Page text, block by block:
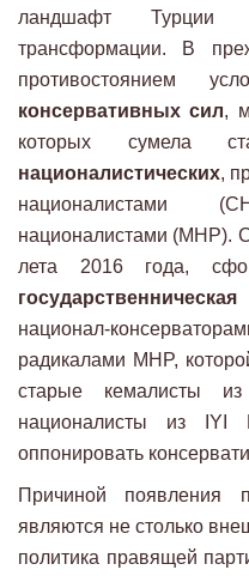
ландшафт Турции
трансформации. В
противостоянием
консервативных сил,
которых сумела
националистических,
националистами
националистами (MHP).
лета 2016 года,
национал-
радикалами MHP,
старые кемалисты
националисты из
оппонировать
Причиной появления
являются не столько
политика правящей